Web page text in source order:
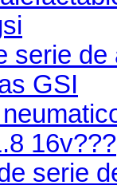
serie de
GSI
16v???
serie